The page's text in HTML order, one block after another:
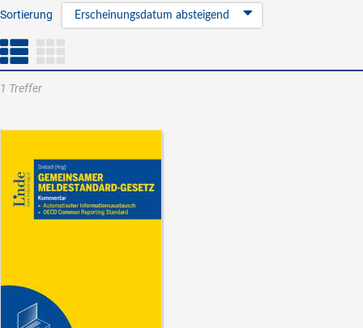
Sortierung Erscheinungsdatum absteigend
1 Treffer